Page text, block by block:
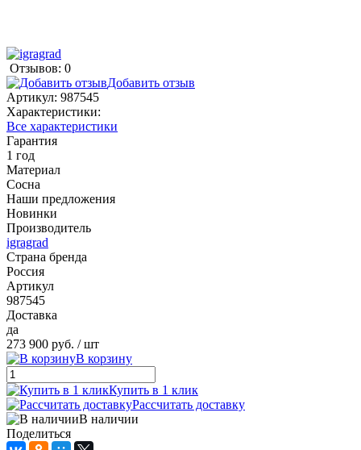
Отзывов: 0
Добавить отзыв
Артикул: 987545
Характеристики:
Все характеристики
Гарантия
1 год
Материал
Сосна
Наши предложения
Новинки
Производитель
igragrad
Страна бренда
Россия
Артикул
987545
Доставка
да
273 900 руб. / шт
В корзину
Купить в 1 клик
Рассчитать доставку
В наличии
Поделиться